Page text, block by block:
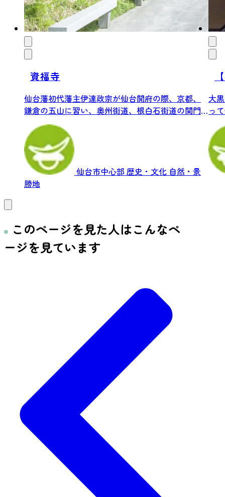
資福寺
仙台藩初代藩主伊達政宗が仙台開府の際、京都、
鎌倉の五山に習い、奥州街道、根白石街道の関門
として...
仙台市中心部 歴史・文化 自然・景
勝地
大
っ
「
このページを見た人はこんなペ
ージを見ています